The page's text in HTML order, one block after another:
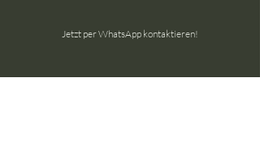
Jetzt per WhatsApp kontaktieren!